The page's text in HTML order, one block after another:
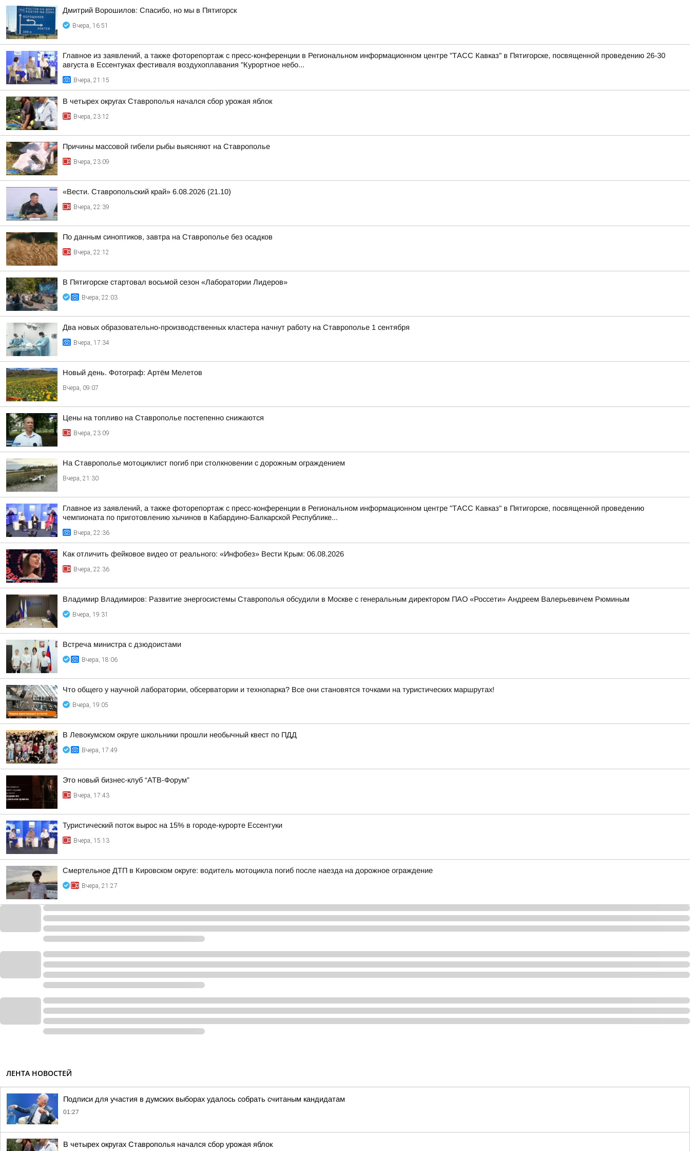
Дмитрий Ворошилов: Спасибо, но мы в Пятигорск
Вчера, 16:51
Главное из заявлений, а также фоторепортаж с пресс-конференции в Региональном информационном центре "ТАСС Кавказ" в Пятигорске, посвященной проведению 26-30
августа в Ессентуках фестиваля воздухоплавания "Курортное небо...
Вчера, 21:15
В четырех округах Ставрополья начался сбор урожая яблок
Вчера, 23:12
Причины массовой гибели рыбы выясняют на Ставрополье
Вчера, 23:09
«Вести. Ставропольский край» 6.08.2026 (21.10)
Вчера, 22:39
По данным синоптиков, завтра на Ставрополье без осадков
Вчера, 22:12
В Пятигорске стартовал восьмой сезон «Лаборатории Лидеров»
Вчера, 22:03
Два новых образовательно-производственных кластера начнут работу на Ставрополье 1 сентября
Вчера, 17:34
Новый день. Фотограф: Артём Мелетов
Вчера, 09:07
Цены на топливо на Ставрополье постепенно снижаются
Вчера, 23:09
На Ставрополье мотоциклист погиб при столкновении с дорожным ограждением
Вчера, 21:30
Главное из заявлений, а также фоторепортаж с пресс-конференции в Региональном информационном центре "ТАСС Кавказ" в Пятигорске, посвященной проведению
чемпионата по приготовлению хычинов в Кабардино-Балкарской Республике...
Вчера, 22:36
Как отличить фейковое видео от реального: «Инфобез» Вести Крым: 06.08.2026
Вчера, 22:36
Владимир Владимиров: Развитие энергосистемы Ставрополья обсудили в Москве с генеральным директором ПАО «Россети» Андреем Валерьевичем Рюминым
Вчера, 19:31
Встреча министра с дзюдоистами
Вчера, 18:06
Что общего у научной лаборатории, обсерватории и технопарка? Все они становятся точками на туристических маршрутах!
Вчера, 19:05
В Левокумском округе школьники прошли необычный квест по ПДД
Вчера, 17:49
Это новый бизнес-клуб “АТВ-Форум”
Вчера, 17:43
Туристический поток вырос на 15% в городе-курорте Ессентуки
Вчера, 15:13
Смертельное ДТП в Кировском округе: водитель мотоцикла погиб после наезда на дорожное ограждение
Вчера, 21:27
ЛЕНТА НОВОСТЕЙ
Подписи для участия в думских выборах удалось собрать считаным кандидатам
01:27
В четырех округах Ставрополья начался сбор урожая яблок